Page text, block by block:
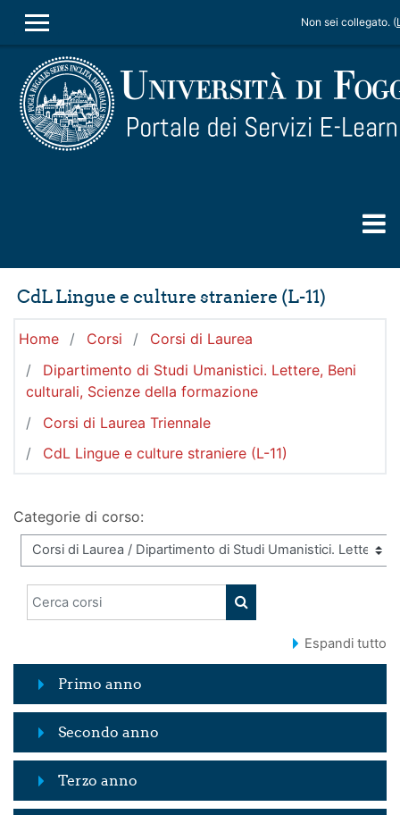
PANNELLO LATERALE
Non sei collegato. (
CdL Lingue e culture straniere (L-11)
Home Corsi
Corsi di Laurea
Dipartimento di Studi Umanistici. Lettere, Beni
culturali, Scienze della formazione
Corsi di Laurea Triennale
CdL Lingue e culture straniere (L-11)
Categorie di corso:
Cerca corsi
CERCA CORSI
Espandi tutto
Primo anno
Secondo anno
Terzo anno